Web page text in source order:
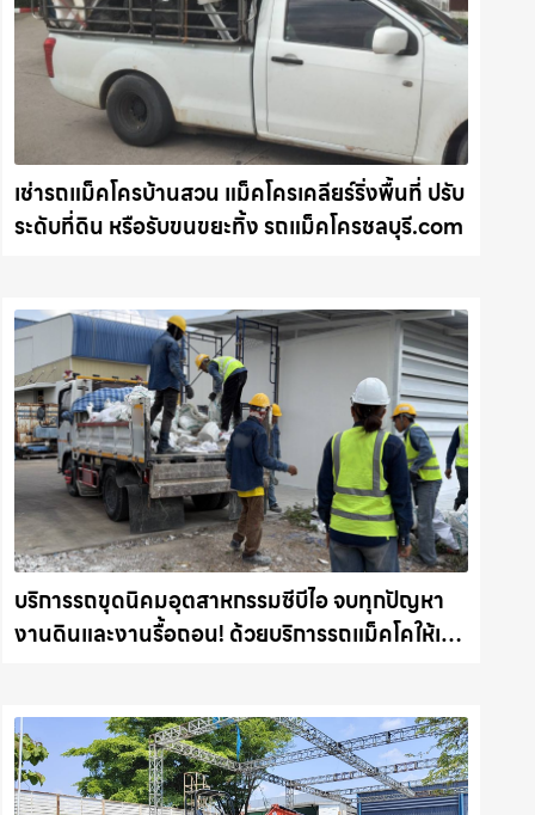
เช่ารถแม็คโครบ้านสวน แม็คโครเคลียร์ริ่งพื้นที่ ปรับ
ระดับที่ดิน หรือรับขนขยะทิ้ง รถแม็คโครชลบุรี.com
บริการรถขุดนิคมอุตสาหกรรมซีบีไอ จบทุกปัญหา
งานดินและงานรื้อถอน! ด้วยบริการรถแม็คโคให้เช่า